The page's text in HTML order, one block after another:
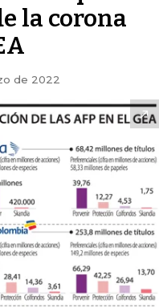
la corona
de 2022